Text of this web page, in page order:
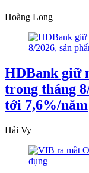
Hoàng Long
HDBank giữ
trong tháng
tới 7,6%/năm
Hải Vy